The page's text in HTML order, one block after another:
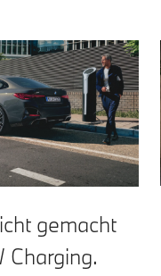
gemacht
Charging.